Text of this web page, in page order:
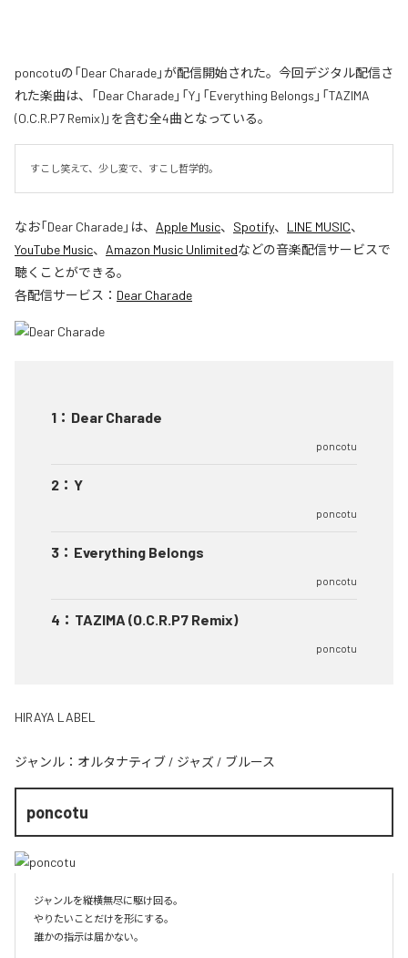
poncotuの「Dear Charade」が配信開始された。今回デジタル配信さ
れた楽曲は、「Dear Charade」「Y」「Everything Belongs」「TAZIMA
(O.C.R.P7 Remix)」を含む全4曲となっている。
すこし笑えて、少し変で、すこし哲学的。
なお「Dear Charade」は、 Apple Music、 Spotify、 LINE MUSIC、
YouTube Music、 Amazon Music Unlimitedなどの音楽配信サービスで
聴くことができる。
各配信サービス： Dear Charade
1 ： Dear Charade
poncotu
2 ： Y
poncotu
3 ： Everything Belongs
poncotu
4 ： TAZIMA (O.C.R.P7 Remix)
poncotu
HIRAYA LABEL
ジャンル： オルタナティブ / ジャズ / ブルース
poncotu
ジャンルを縦横無尽に駆け回る。
やりたいことだけを形にする。
誰かの指示は届かない。